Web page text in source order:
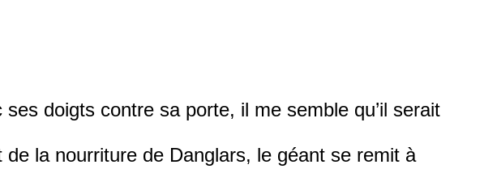
doigts contre sa porte, il me semble qu’il serait
de la nourriture de Danglars, le géant se remit à